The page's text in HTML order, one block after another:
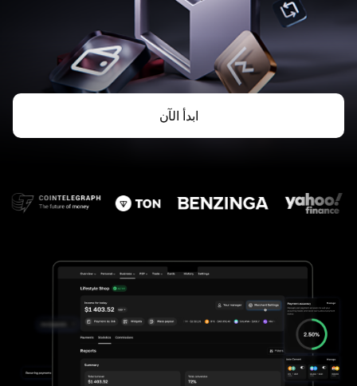
ابدأ الآن